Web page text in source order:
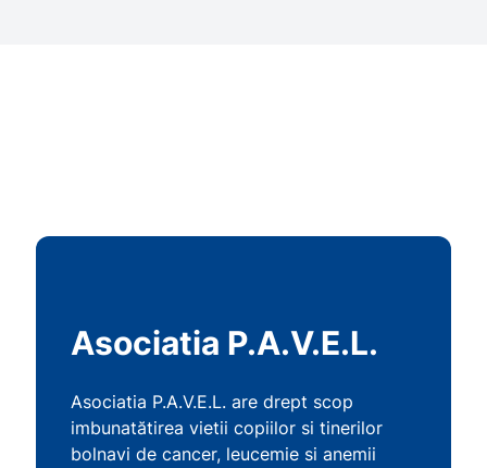
Asociatia P.A.V.E.L.
Asociatia P.A.V.E.L. are drept scop
imbunatătirea vietii copiilor si tinerilor
bolnavi de cancer, leucemie si anemii